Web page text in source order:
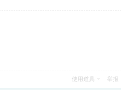
使用道具 举报